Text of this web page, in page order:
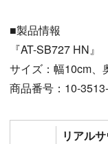
■製品情報
『AT-SB727 HN』
サイズ：幅10cm、
商品番号：10-
リアル